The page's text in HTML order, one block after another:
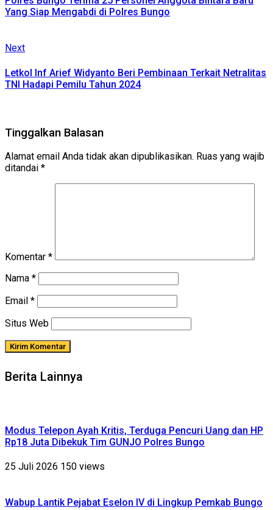
Yang Siap Mengabdi di Polres Bungo
NextNext
Letkol Inf Arief Widyanto Beri Pembinaan Terkait Netralitas
TNI Hadapi Pemilu Tahun 2024
Tinggalkan Balasan
Alamat email Anda tidak akan dipublikasikan. Ruas yang wajib
ditandai *
Komentar *
Nama *
Email *
Situs Web
Berita Lainnya
Modus Telepon Ayah Kritis, Terduga Pencuri Uang dan HP
Rp18 Juta Dibekuk Tim GUNJO Polres Bungo
25 Juli 2026 150 views
Wabup Lantik Pejabat Eselon IV di Lingkup Pemkab Bungo